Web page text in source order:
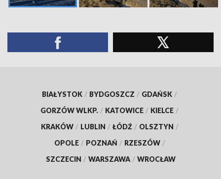
BIAŁYSTOK / BYDGOSZCZ / GDAŃSK /
GORZÓW WLKP. / KATOWICE / KIELCE /
KRAKÓW / LUBLIN / ŁÓDŹ / OLSZTYN /
OPOLE / POZNAŃ / RZESZÓW /
SZCZECIN / WARSZAWA / WROCŁAW